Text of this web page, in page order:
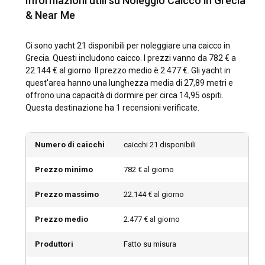
Festival di Filippi attraggono appassionati di musica, teatro e
danza durante l'estate.
Come sono le condizioni meteorologiche e di
navigazione in Grecia?
Con il suo clima mediterraneo, la Grecia offre estati calde e
inverni miti. Le condizioni di navigazione intorno alle isole
sono perfette per un noleggio di caicco, con venti costanti,
mare temperate.
antichi, monumenti iconici e istituzioni culturali. Assaporare
gastronomico attraverso il ricco patrimonio culturale della
& Near Me
Ci sono yacht 21 disponibili per noleggiare una caicco in
Grecia. Questi includono caicco. I prezzi vanno da 782 € a
22.144 € al giorno. Il prezzo medio è 2.477 €. Gli yacht in
quest'area hanno una lunghezza media di 27,89 metri e
offrono una capacità di dormire per circa 14,95 ospiti.
Questa destinazione ha 1 recensioni verificate.
Numero di caicchi caicchi 21 disponibili
Prezzo minimo 782 € al giorno
Prezzo massimo 22.144 € al giorno
Prezzo medio 2.477 € al giorno
Produttori Fatto su misura